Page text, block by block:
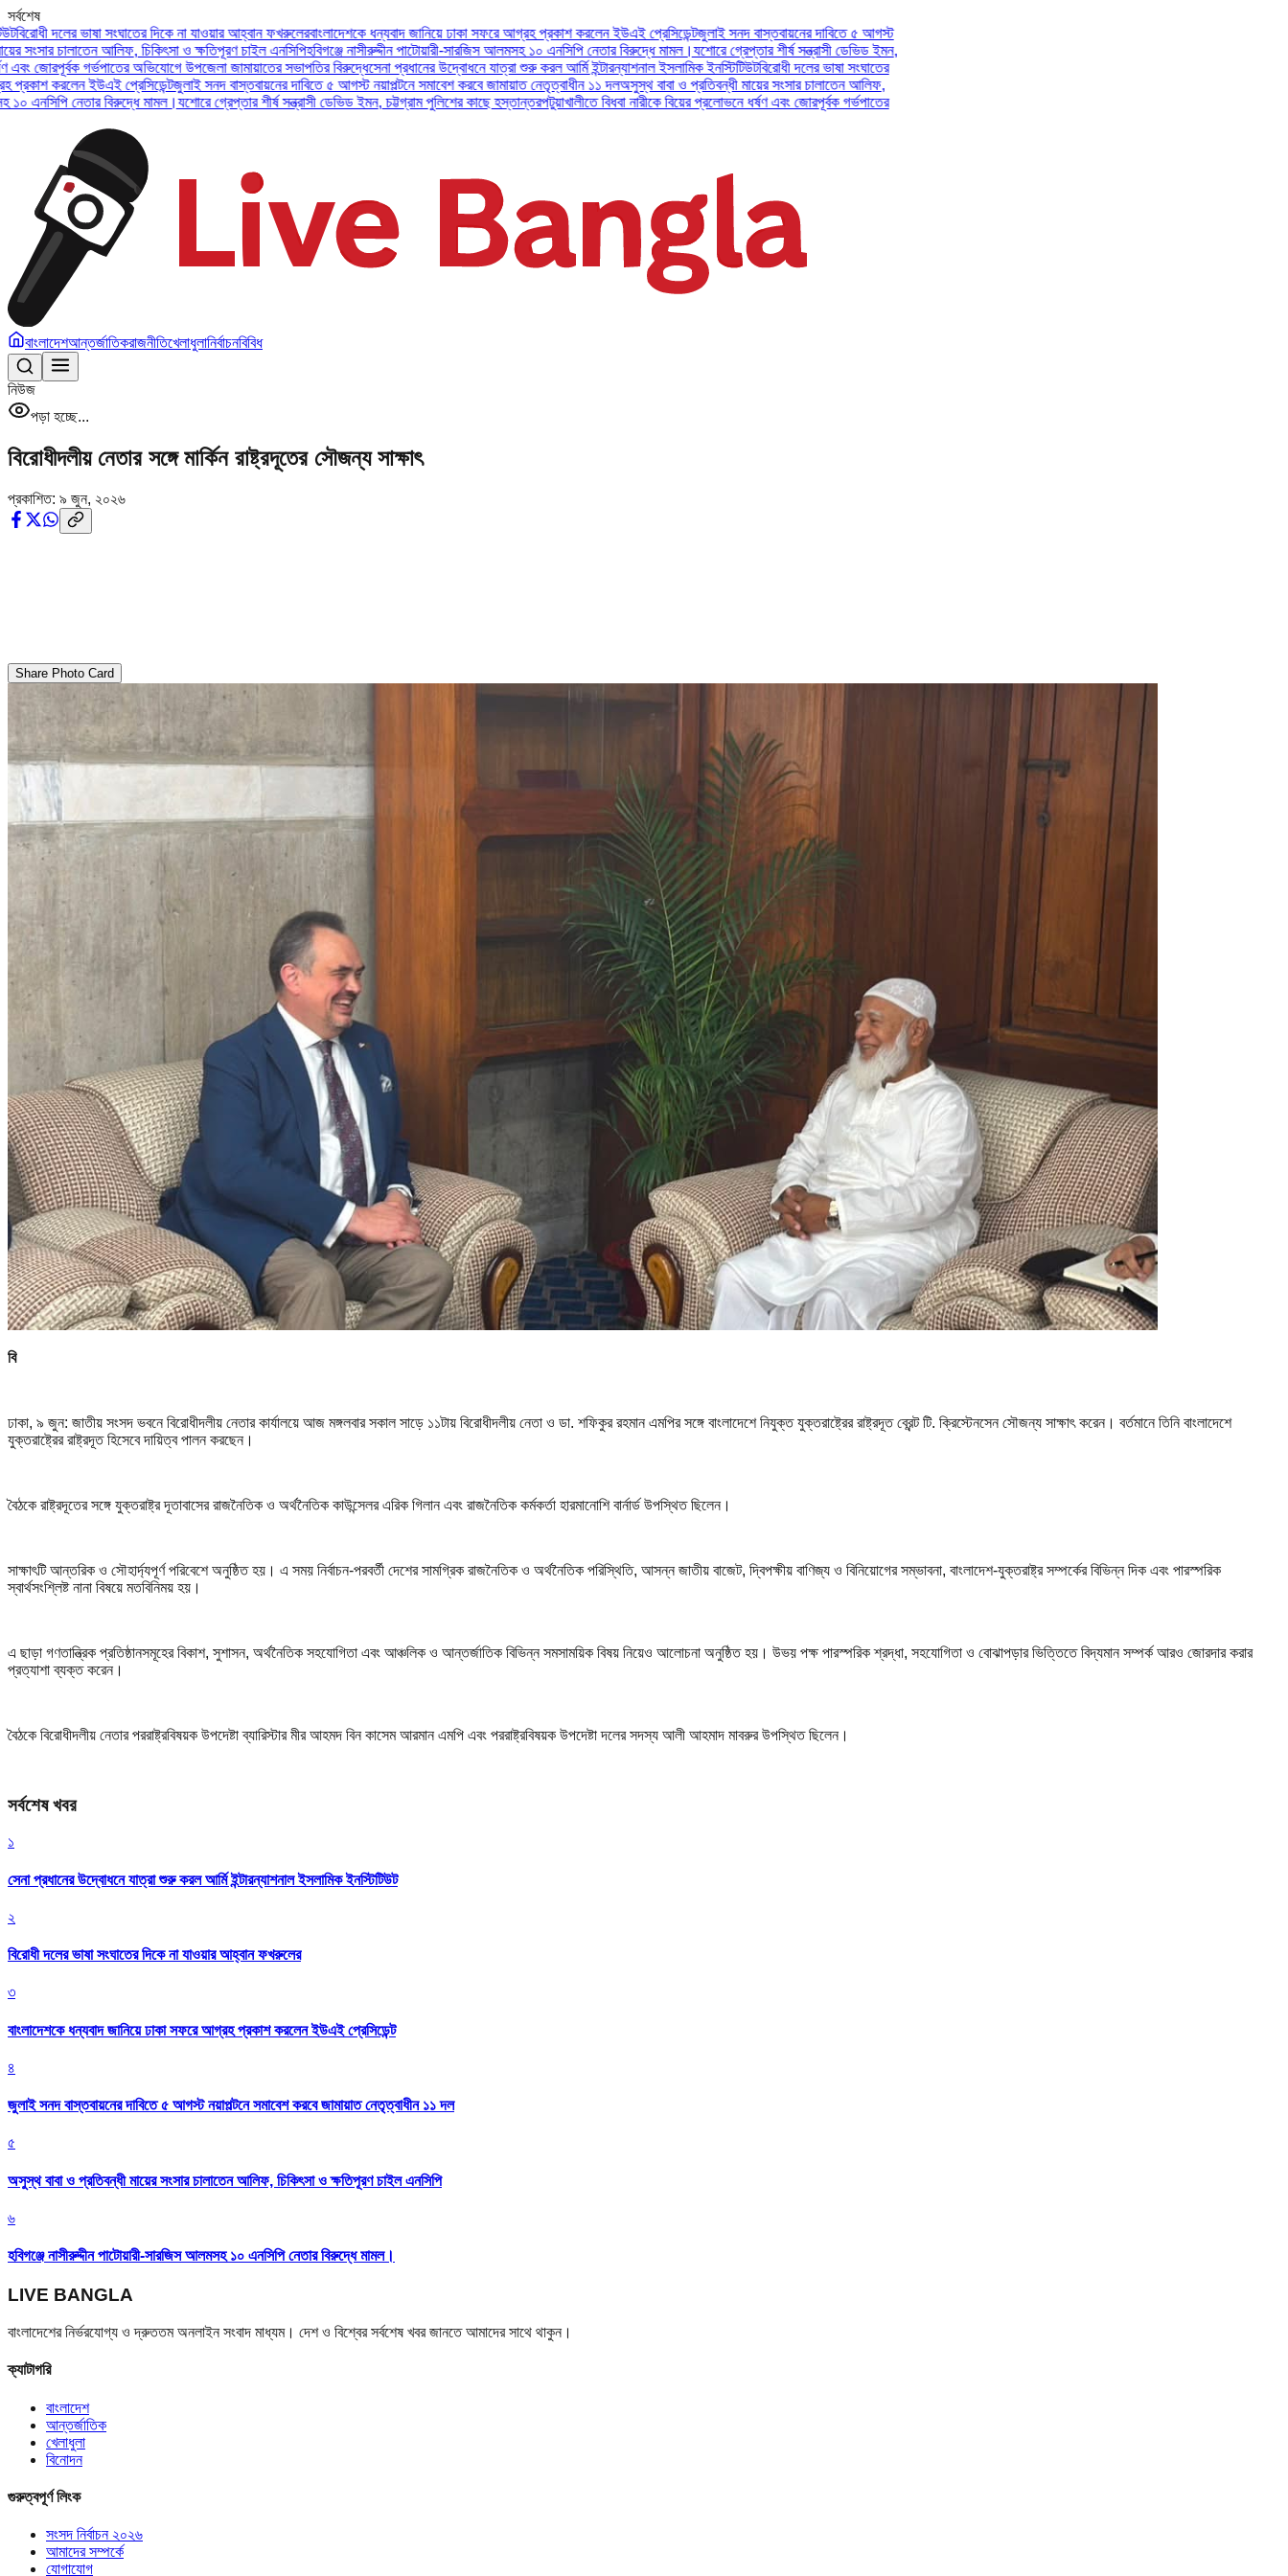
সর্বশেষ
দিকে না যাওয়ার আহ্বান ফখরুলেরবাংলাদেশকে ধন্যবাদ জানিয়ে ঢাকা সফরে আগ্রহ প্রকাশ করলেন ইউএই প্রেসিডেন্টজুলাই সনদ বাস্তবায়নের দাবিতে ৫ আগস্ট
চিকিৎসা ও ক্ষতিপূরণ চাইল এনসিপিহবিগঞ্জে নাসীরুদ্দীন পাটোয়ারী-সারজিস আলমসহ ১০ এনসিপি নেতার বিরুদ্ধে মামল।যশোরে গ্রেপ্তার শীর্ষ সন্ত্রাসী ডেভিড ইমন,
অভিযোগে উপজেলা জামায়াতের সভাপতির বিরুদ্ধেসেনা প্রধানের উদ্বোধনে যাত্রা শুরু করল আর্মি ইন্টারন্যাশনাল ইসলামিক ইনস্টিটিউটবিরোধী দলের ভাষা সংঘাতের
জুলাই সনদ বাস্তবায়নের দাবিতে ৫ আগস্ট নয়াপল্টনে সমাবেশ করবে জামায়াত নেতৃত্বাধীন ১১ দলঅসুস্থ বাবা ও প্রতিবন্ধী মায়ের সংসার চালাতেন আলিফ,
মামল।যশোরে গ্রেপ্তার শীর্ষ সন্ত্রাসী ডেভিড ইমন, চট্টগ্রাম পুলিশের কাছে হস্তান্তরপটুয়াখালীতে বিধবা নারীকে বিয়ের প্রলোভনে ধর্ষণ এবং জোরপূর্বক গর্ভপাতের
বাংলাদেশআন্তর্জাতিকরাজনীতিখেলাধুলানির্বাচনবিবিধ
নিউজ
পড়া হচ্ছে...
বিরোধীদলীয় নেতার সঙ্গে মার্কিন রাষ্ট্রদূতের সৌজন্য সাক্ষাৎ
প্রকাশিত: ৯ জুন, ২০২৬
Share Photo Card
বি
ঢাকা, ৯ জুন: জাতীয় সংসদ ভবনে বিরোধীদলীয় নেতার কার্যালয়ে আজ মঙ্গলবার সকাল সাড়ে ১১টায় বিরোধীদলীয় নেতা ও ডা. শফিকুর রহমান এমপির সঙ্গে বাংলাদেশে নিযুক্ত যুক্তরাষ্ট্রের রাষ্ট্রদূত ব্রেন্ট টি. ক্রিস্টেনসেন সৌজন্য সাক্ষাৎ করেন। বর্তমানে তিনি বাংলাদেশে
যুক্তরাষ্ট্রের রাষ্ট্রদূত হিসেবে দায়িত্ব পালন করছেন।
বৈঠকে রাষ্ট্রদূতের সঙ্গে যুক্তরাষ্ট্র দূতাবাসের রাজনৈতিক ও অর্থনৈতিক কাউন্সেলর এরিক গিলান এবং রাজনৈতিক কর্মকর্তা হারমানোশি বার্নার্ড উপস্থিত ছিলেন।
সাক্ষাৎটি আন্তরিক ও সৌহার্দ্যপূর্ণ পরিবেশে অনুষ্ঠিত হয়। এ সময় নির্বাচন-পরবর্তী দেশের সামগ্রিক রাজনৈতিক ও অর্থনৈতিক পরিস্থিতি, আসন্ন জাতীয় বাজেট, দ্বিপক্ষীয় বাণিজ্য ও বিনিয়োগের সম্ভাবনা, বাংলাদেশ-যুক্তরাষ্ট্র সম্পর্কের বিভিন্ন দিক এবং পারস্পরিক
স্বার্থসংশ্লিষ্ট নানা বিষয়ে মতবিনিময় হয়।
এ ছাড়া গণতান্ত্রিক প্রতিষ্ঠানসমূহের বিকাশ, সুশাসন, অর্থনৈতিক সহযোগিতা এবং আঞ্চলিক ও আন্তর্জাতিক বিভিন্ন সমসাময়িক বিষয় নিয়েও আলোচনা অনুষ্ঠিত হয়। উভয় পক্ষ পারস্পরিক শ্রদ্ধা, সহযোগিতা ও বোঝাপড়ার ভিত্তিতে বিদ্যমান সম্পর্ক আরও জোরদার করার
প্রত্যাশা ব্যক্ত করেন।
বৈঠকে বিরোধীদলীয় নেতার পররাষ্ট্রবিষয়ক উপদেষ্টা ব্যারিস্টার মীর আহমদ বিন কাসেম আরমান এমপি এবং পররাষ্ট্রবিষয়ক উপদেষ্টা দলের সদস্য আলী আহমাদ মাবরুর উপস্থিত ছিলেন।
সর্বশেষ খবর
১
সেনা প্রধানের উদ্বোধনে যাত্রা শুরু করল আর্মি ইন্টারন্যাশনাল ইসলামিক ইনস্টিটিউট
২
বিরোধী দলের ভাষা সংঘাতের দিকে না যাওয়ার আহ্বান ফখরুলের
৩
বাংলাদেশকে ধন্যবাদ জানিয়ে ঢাকা সফরে আগ্রহ প্রকাশ করলেন ইউএই প্রেসিডেন্ট
৪
জুলাই সনদ বাস্তবায়নের দাবিতে ৫ আগস্ট নয়াপল্টনে সমাবেশ করবে জামায়াত নেতৃত্বাধীন ১১ দল
৫
অসুস্থ বাবা ও প্রতিবন্ধী মায়ের সংসার চালাতেন আলিফ, চিকিৎসা ও ক্ষতিপূরণ চাইল এনসিপি
৬
হবিগঞ্জে নাসীরুদ্দীন পাটোয়ারী-সারজিস আলমসহ ১০ এনসিপি নেতার বিরুদ্ধে মামল।
LIVE BANGLA
বাংলাদেশের নির্ভরযোগ্য ও দ্রুততম অনলাইন সংবাদ মাধ্যম। দেশ ও বিশ্বের সর্বশেষ খবর জানতে আমাদের সাথে থাকুন।
ক্যাটাগরি
বাংলাদেশ
আন্তর্জাতিক
খেলাধুলা
বিনোদন
গুরুত্বপূর্ণ লিংক
সংসদ নির্বাচন ২০২৬
আমাদের সম্পর্কে
যোগাযোগ